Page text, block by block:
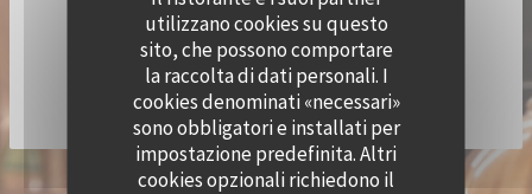
utilizzano cookies su questo
sito, che possono comportare
la raccolta di dati personali. I
cookies denominati «necessari»
sono obbligatori e installati per
impostazione predefinita. Altri
cookies opzionali richiedono il
© 2026 QUAI OUEST — CREAZIONE DEL SITO INTERNET RISTORANTE CON